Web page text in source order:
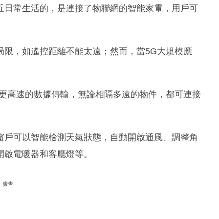
常生活的，是連接了物聯網的智能家電，用戶可
，如遙控距離不能太遠；然而，當5G大規模應
高速的數據傳輸，無論相隔多遠的物件，都可連接
可以智能檢測天氣狀態，自動開啟通風、調整角
電暖器和客廳燈等。
廣告